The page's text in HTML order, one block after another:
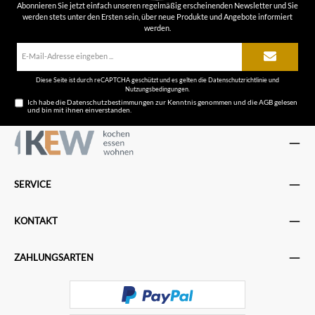
Abonnieren Sie jetzt einfach unseren regelmäßig erscheinenden Newsletter und Sie
werden stets unter den Ersten sein, über neue Produkte und Angebote informiert
werden.
Diese Seite ist durch reCAPTCHA geschützt und es gelten die Datenschutzrichtlinieund
Nutzungsbedingungen.
Ich habe dieDatenschutzbestimmungen zur Kenntnis genommen und dieAGBgelesen
und bin mit ihnen einverstanden.
SERVICE
KONTAKT
ZAHLUNGSARTEN